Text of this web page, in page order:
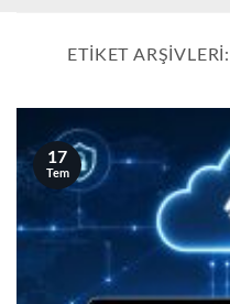
ETIKET ARŞIVLERI:
17
Tem